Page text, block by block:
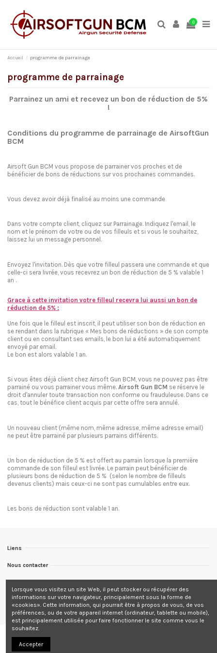
0
Accueil programme de parrainage
programme de parrainage
Parrainez un ami et recevez un bon de réduction de 5%
!
Conditions du programme de parrainage de AirsoftGun
BCM
Airsoft Gun BCM vous propose de parrainer vos proches et de
bénéficier de bons de réductions sur vos prochaines commandes.
Vous devez avoir déjà finalisé au moins une commande
Dans votre compte client, cliquez sur Parrainage. Indiquez l'email, le
nom et le prénom de votre ou de vos filleuls et si vous le souhaitez,
laissez lui un message personnel.
Envoyez l'invitation. Dès que votre filleul passera une commande et que
celle-ci sera livrée, vous recevrez un bon de réduction de 5 % valable 1
an .
Grace à cette invitation votre filleul recevra lui aussi un bon de
réduction de 5% :
Une fois que le filleul est inscrit, il peut utiliser son bon de réduction en
se rendant dans la rubrique « Mes bons de réductions » de son compte
client ou en consultant ses emails, le bon lui a été automatiquement
envoyé par email.
Le bon est alors valable 1 an.
Si vous êtes déjà client chez Airsoft Gun BCM, vous ne pouvez pas être
parrainé ou vous parrainer vous même. Airsoft Gun BCM se réserve le
droit d'annuler toute transaction non conforme ou frauduleuse. Dans ce
cas, tout le bénéfice client acquis par cette offre sera annulé.
Un nouveau client (même nom, même adresse, même adresse email)
ne peut être parrainé par plusieurs parrains différents.
Un bon de réduction de 5 % est offert au parrain lorsque la première
commande de son filleul est livrée. Le parrain peut bénéficier de
plusieurs bons de réduction de 5 % (selon le nombre de filleuls
devenus clients) mais ceux-ci ne sont pas cumulables entre eux.
Les bons de réduction sont valable 1 an.
Liens
Nous contacter
Newsletter
Lorsque vous visitez un site Web, il peut stocker ou récupérer des
informations sur votre navigateur, principalement sous la forme de
«cookies». Cette information, qui pourrait être à propos de vous, de vos
préférences, ou de votre appareil internet (ordinateur, tablette ou mobile),
est principalement utilisée pour faire fonctionner le site comme vous le
souhaitez.
Accepter